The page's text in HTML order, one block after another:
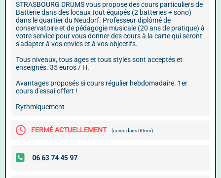
STRASBOURG DRUMS vous propose des cours particuliers de
Batterie dans des locaux tout équipés (2 batteries + sono)
dans le quartier du Neudorf. Professeur diplômé de
conservatoire et de pédagogie musicale (20 ans de pratique) à
votre service pour vous donner des cours à la carte qui seront
s'adapter à vos envies et à vos objectifs.
Tous niveaux, tous ages et tous styles sont acceptés et
enseignés. 35 euros / H.
Avantages proposés si cours régulier hebdomadaire. 1er
cours d'essai offert !
Rythmiquement
FERMÉ ACTUELLEMENT (ouvre dans 00mn)